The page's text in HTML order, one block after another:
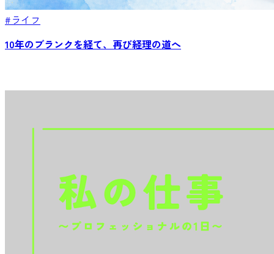
#ライフ
10年のブランクを経て、再び経理の道へ